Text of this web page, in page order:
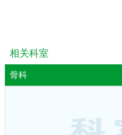
相关科室
骨科